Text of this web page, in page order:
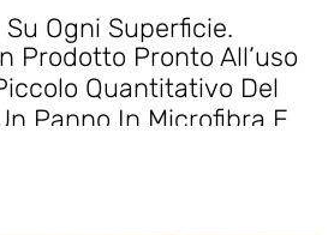
Ogni Superficie.
Prodotto Pronto All’uso
Quantitativo Del
Panno In Microfibra E